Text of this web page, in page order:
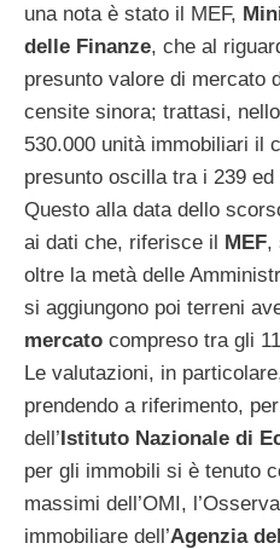
una nota è stato il MEF,
delle Finanze, che al
presunto valore di mercato
censite sinora; trattasi,
530.000 unità immobiliari il
presunto oscilla tra i 239 ed
Questo alla data dello
ai dati che, riferisce il MEF,
oltre la metà delle
si aggiungono poi terreni
mercato compreso tra gli
Le valutazioni, in
prendendo a riferimento,
dell’Istituto Nazionale di
per gli immobili si è tenuto
massimi dell’OMI,
immobiliare dell’Agenzia